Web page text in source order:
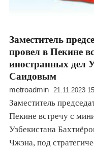
Заместитель
провел в Пекине
иностранных дел
Саидовым
metroadmin 21.11.2023
Заместитель
Пекине встречу с
Узбекистана
Чжэна, под